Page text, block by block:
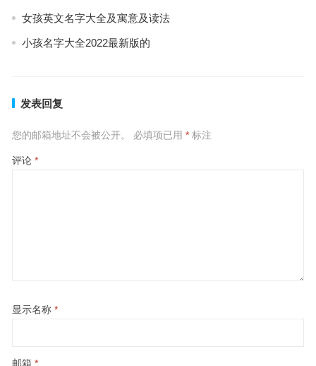
女孩英文名字大全及寓意及读法
小孩名字大全2022最新版的
发表回复
您的邮箱地址不会被公开。 必填项已用 *标注
评论 *
显示名称 *
邮箱 *